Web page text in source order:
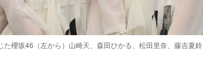
た櫻坂46（左から）山崎天、森田ひかる、松田里奈、藤吉夏鈴